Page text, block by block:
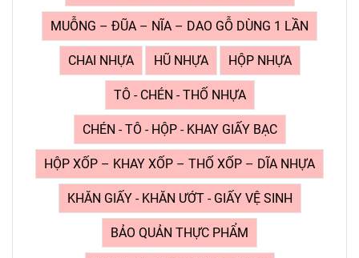
MUỖNG – ĐŨA – NĨA – DAO GỖ DÙNG 1 LẦN
CHAI NHỰA HŨ NHỰA HỘP NHỰA
TÔ - CHÉN - THỐ NHỰA
CHÉN - TÔ - HỘP - KHAY GIẤY BẠC
HỘP XỐP – KHAY XỐP – THỐ XỐP – DĨA NHỰA
KHĂN GIẤY - KHĂN ƯỚT - GIẤY VỆ SINH
BẢO QUẢN THỰC PHẨM